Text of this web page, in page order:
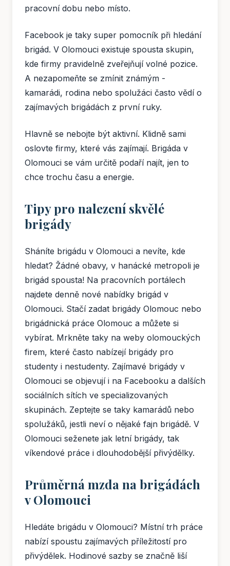
pracovní dobu nebo místo.
Facebook je taky super pomocník při hledání
brigád. V Olomouci existuje spousta skupin,
kde firmy pravidelně zveřejňují volné pozice.
A nezapomeňte se zmínit známým -
kamarádi, rodina nebo spolužáci často vědí o
zajímavých brigádách z první ruky.
Hlavně se nebojte být aktivní. Klidně sami
oslovte firmy, které vás zajímají. Brigáda v
Olomouci se vám určitě podaří najít, jen to
chce trochu času a energie.
Tipy pro nalezení skvělé
brigády
Sháníte brigádu v Olomouci a nevíte, kde
hledat? Žádné obavy, v hanácké metropoli je
brigád spousta! Na pracovních portálech
najdete denně nové nabídky brigád v
Olomouci. Stačí zadat brigády Olomouc nebo
brigádnická práce Olomouc a můžete si
vybírat. Mrkněte taky na weby olomouckých
firem, které často nabízejí brigády pro
studenty i nestudenty. Zajímavé brigády v
Olomouci se objevují i na Facebooku a dalších
sociálních sítích ve specializovaných
skupinách. Zeptejte se taky kamarádů nebo
spolužáků, jestli neví o nějaké fajn brigádě. V
Olomouci seženete jak letní brigády, tak
víkendové práce i dlouhodobější přivýdělky.
Průměrná mzda na brigádách
v Olomouci
Hledáte brigádu v Olomouci? Místní trh práce
nabízí spoustu zajímavých příležitostí pro
přivýdělek. Hodinové sazby se značně liší